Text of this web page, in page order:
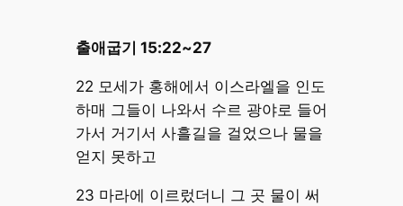
출애굽기 15:22~27
22 모세가 홍해에서 이스라엘을 인도
하매 그들이 나와서 수르 광야로 들어
가서 거기서 사흘길을 걸었으나 물을
얻지 못하고
23 마라에 이르렀더니 그 곳 물이 써